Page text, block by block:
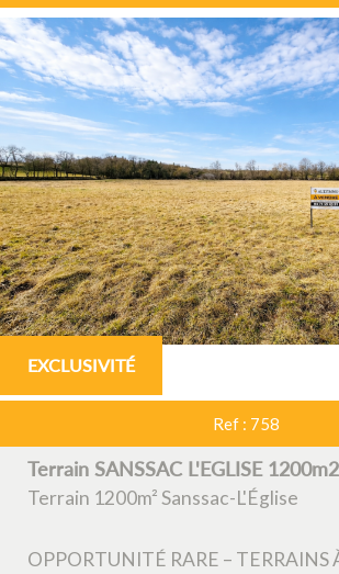
5KM 10KM 25KM
Critères
Piscine Parking Terrasse
RECHERCHER
Plus
EXCLUSIVITÉ
Ref : 758
Terrain SANSSAC L'EGLISE 1200m2
Terrain 1200m² Sanssac-L'Église
OPPORTUNITÉ RARE – TERRAINS